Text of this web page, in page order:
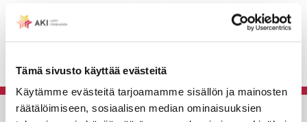
Tämä sivusto käyttää evästeitä
Käytämme evästeitä tarjoamamme sisällön ja mainosten
räätälöimiseen, sosiaalisen median ominaisuuksien
voimassa.